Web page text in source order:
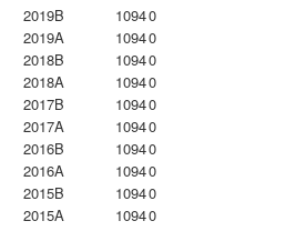
2019B
10940
2019A
10940
2018B
10940
2018A
10940
2017B
10940
2017A
10940
2016B
10940
2016A
10940
2015B
10940
2015A
10940